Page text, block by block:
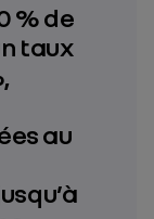
% de
taux
au